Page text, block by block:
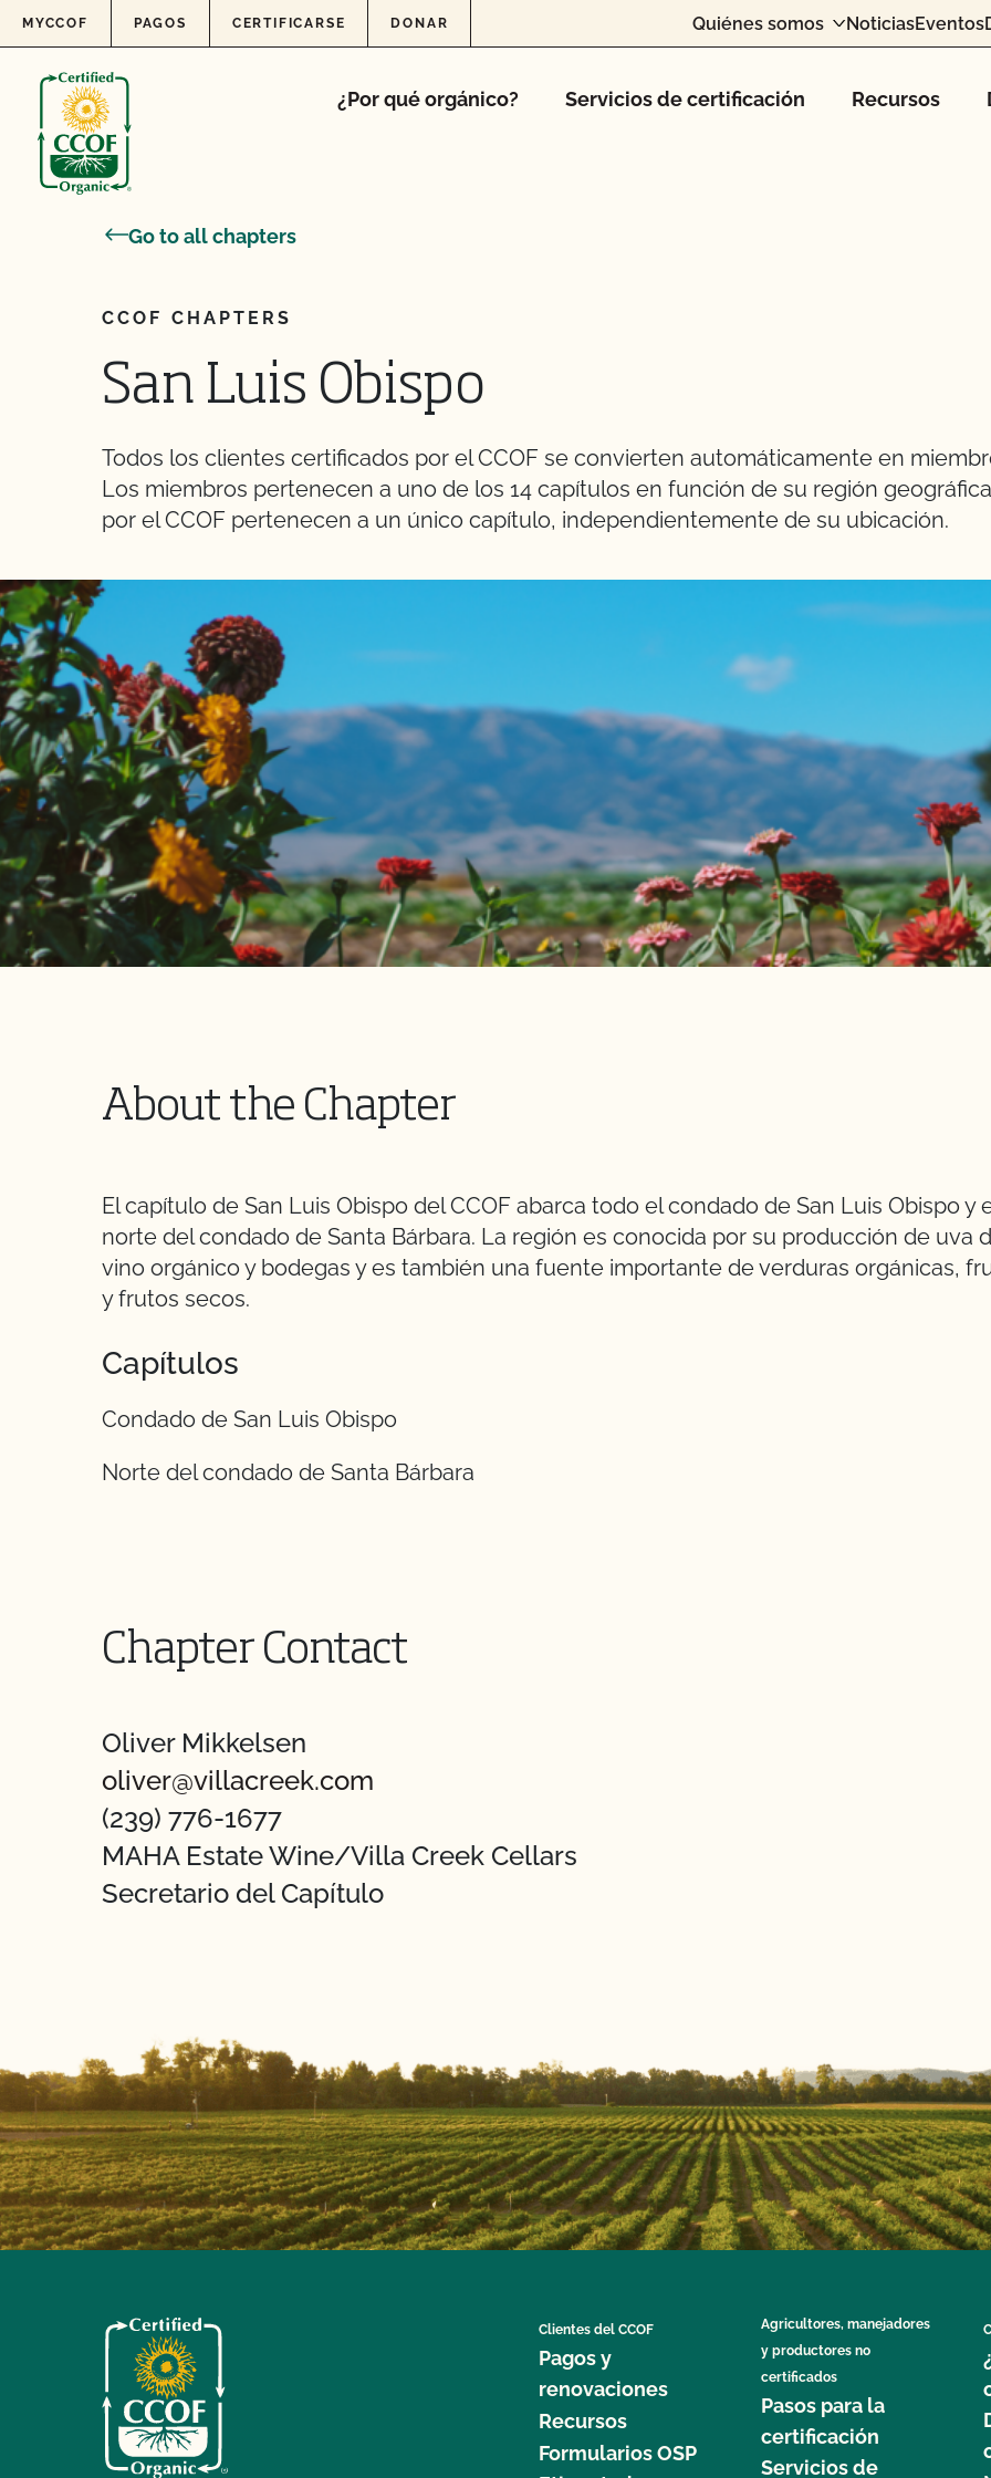
Skip to content
MYCCOF PAGOS CERTIFICARSE DONAR Quiénes somos NoticiasEventos
¿Por qué orgánico? Servicios de certificación Recursos
Go to all chapters
CCOF CHAPTERS
San Luis Obispo
Todos los clientes certificados por el CCOF se convierten automáticamente en
Los miembros pertenecen a uno de los 14 capítulos en función de su región
por el CCOF pertenecen a un único capítulo, independientemente de su ubicación.
About the Chapter
El capítulo de San Luis Obispo del CCOF abarca todo el condado de San Luis Obispo y
norte del condado de Santa Bárbara. La región es conocida por su producción de uva
vino orgánico y bodegas y es también una fuente importante de verduras orgánicas,
y frutos secos.
Capítulos
Condado de San Luis Obispo
Norte del condado de Santa Bárbara
Chapter Contact
Oliver Mikkelsen
oliver@villacreek.com
(239) 776-1677
MAHA Estate Wine/Villa Creek Cellars
Secretario del Capítulo
Clientes del CCOF
Pagos y
renovaciones
Recursos
Formularios OSP
Agricultores, manejadores
y productores no
certificados
Pasos para la
certificación
Servicios de